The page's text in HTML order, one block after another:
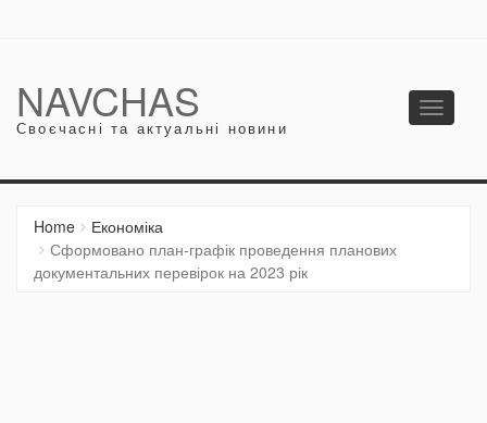
NAVCHAS
Своєчасні та актуальні новини
Toggle
Home
Економіка
Сформовано план-графік проведення планових
документальних перевірок на 2023 рік